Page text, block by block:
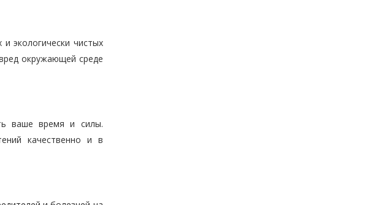
экологически чистых
окружающей среде
ваше время и силы.
качественно и в